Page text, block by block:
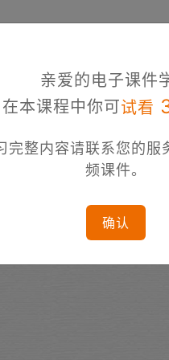
亲爱的电子课件
在本课程中你可试看
完整内容请联系您的服
频课件。
确认